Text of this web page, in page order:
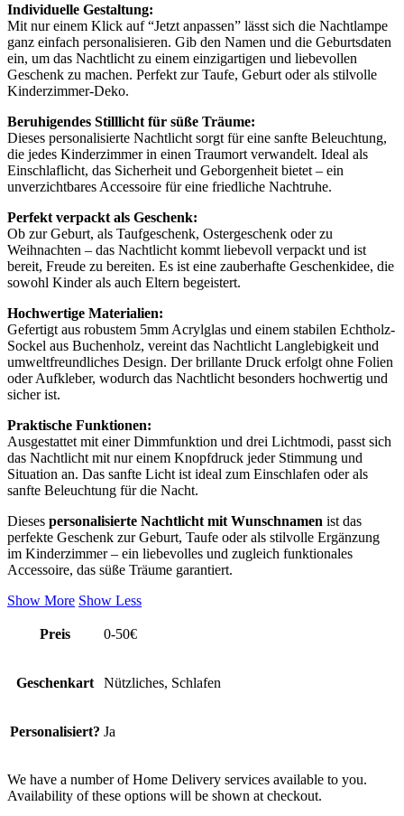
Individuelle Gestaltung:
Mit nur einem Klick auf “Jetzt anpassen” lässt sich die Nachtlampe
ganz einfach personalisieren. Gib den Namen und die Geburtsdaten
ein, um das Nachtlicht zu einem einzigartigen und liebevollen
Geschenk zu machen. Perfekt zur Taufe, Geburt oder als stilvolle
Kinderzimmer-Deko.
Beruhigendes Stilllicht für süße Träume:
Dieses personalisierte Nachtlicht sorgt für eine sanfte Beleuchtung,
die jedes Kinderzimmer in einen Traumort verwandelt. Ideal als
Einschlaflicht, das Sicherheit und Geborgenheit bietet – ein
unverzichtbares Accessoire für eine friedliche Nachtruhe.
Perfekt verpackt als Geschenk:
Ob zur Geburt, als Taufgeschenk, Ostergeschenk oder zu
Weihnachten – das Nachtlicht kommt liebevoll verpackt und ist
bereit, Freude zu bereiten. Es ist eine zauberhafte Geschenkidee, die
sowohl Kinder als auch Eltern begeistert.
Hochwertige Materialien:
Gefertigt aus robustem 5mm Acrylglas und einem stabilen Echtholz-
Sockel aus Buchenholz, vereint das Nachtlicht Langlebigkeit und
umweltfreundliches Design. Der brillante Druck erfolgt ohne Folien
oder Aufkleber, wodurch das Nachtlicht besonders hochwertig und
sicher ist.
Praktische Funktionen:
Ausgestattet mit einer Dimmfunktion und drei Lichtmodi, passt sich
das Nachtlicht mit nur einem Knopfdruck jeder Stimmung und
Situation an. Das sanfte Licht ist ideal zum Einschlafen oder als
sanfte Beleuchtung für die Nacht.
Dieses personalisierte Nachtlicht mit Wunschnamen ist das
perfekte Geschenk zur Geburt, Taufe oder als stilvolle Ergänzung
im Kinderzimmer – ein liebevolles und zugleich funktionales
Accessoire, das süße Träume garantiert.
Show More Show Less
Preis 0-50€
Geschenkart Nützliches, Schlafen
Personalisiert? Ja
We have a number of Home Delivery services available to you.
Availability of these options will be shown at checkout.